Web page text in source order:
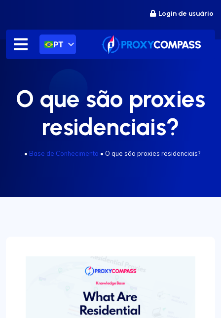
conteúdo
Login de usuário
PT
O que são proxies
residenciais?
• Base de Conhecimento • O que são proxies residenciais?